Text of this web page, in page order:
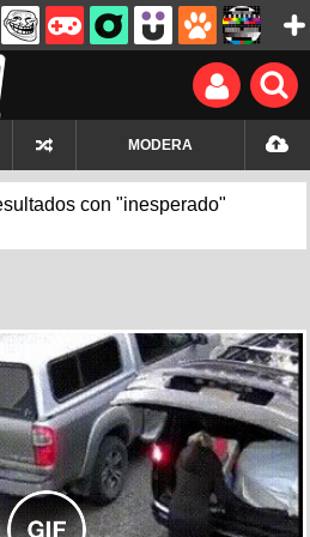
MODERA
con "inesperado"